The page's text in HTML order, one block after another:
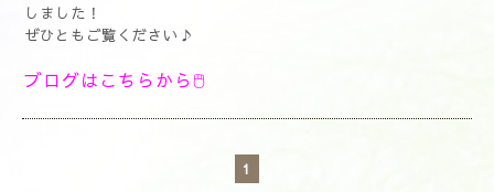
しました！
ぜひともご覧ください♪
ブログはこちらから🖱
1